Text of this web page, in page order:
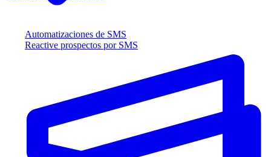
Automatizaciones de SMS
Reactive prospectos por SMS